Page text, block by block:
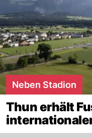
Neben Stadion
Thun erhält